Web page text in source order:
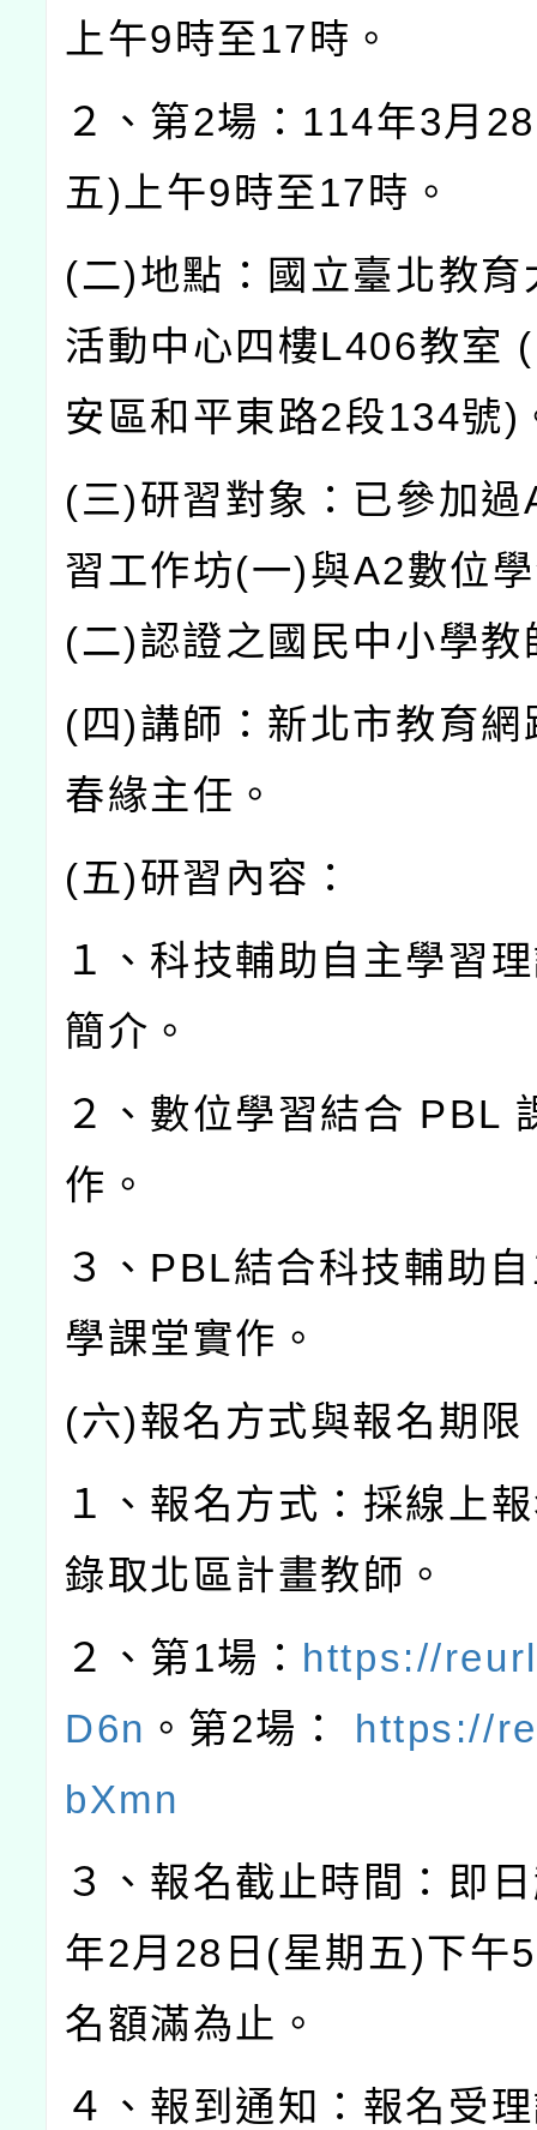
上午9 時至17 時。
２、第2場： 114年3月 28
五) 上午9 時至17 時。
(二)地點：國立臺北教育
活動中心四樓L406教室 (
安區和平東路2段134號)
(三)研習對象：已參加過
習工作坊(一)與A2數位
(二)認證之國民中小學教
( 四)講師：新北市教育網
春緣主任。
(五)研習內容：
１、科技輔助自主學習
簡介。
２、數位學習結合 PBL
作。
３、 PBL結合科技輔助
學課堂實作。
(六)報名方式與報名期限
１、報名方式：採線上
錄取北區計畫教師。
２、第1場： https://
D6n 。第2場：
https://
bXmn
３、報名截止時間：即
年2月 28 日 (星期五)下午5
名額滿為止。
４、報到通知：報名受